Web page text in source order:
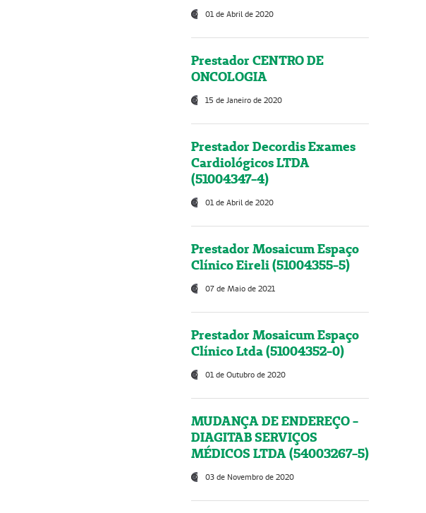
01 de Abril de 2020
Prestador CENTRO DE
ONCOLOGIA
15 de Janeiro de 2020
Prestador Decordis Exames
Cardiológicos LTDA
(51004347-4)
01 de Abril de 2020
Prestador Mosaicum Espaço
Clínico Eireli (51004355-5)
07 de Maio de 2021
Prestador Mosaicum Espaço
Clínico Ltda (51004352-0)
01 de Outubro de 2020
MUDANÇA DE ENDEREÇO -
DIAGITAB SERVIÇOS
MÉDICOS LTDA (54003267-5)
03 de Novembro de 2020